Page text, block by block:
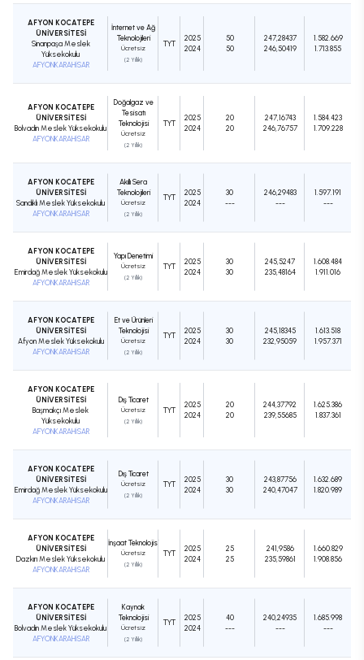
AFYON KOCATEPE
ÜNİVERSİTESİ
Sinanpaşa Meslek
Yüksekokulu
AFYONKARAHİSAR
İnternet ve Ağ
Teknolojileri
Ücretsiz
(2 Yıllık)
TYT
2025
2024
50
50
247,28437
246,50419
1.582.669
1.713.855
AFYON KOCATEPE
ÜNİVERSİTESİ
Bolvadin Meslek Yüksekokulu
AFYONKARAHİSAR
Doğalgaz ve
Tesisatı
Teknolojisi
Ücretsiz
(2 Yıllık)
TYT
2025
2024
20
20
247,16743
246,76757
1.584.423
1.709.228
AFYON KOCATEPE
ÜNİVERSİTESİ
Sandıklı Meslek Yüksekokulu
AFYONKARAHİSAR
Akıllı Sera
Teknolojileri
Ücretsiz
(2 Yıllık)
TYT
2025
2024
30
---
246,29483
---
1.597.191
---
AFYON KOCATEPE
ÜNİVERSİTESİ
Emirdağ Meslek Yüksekokulu
AFYONKARAHİSAR
Yapı Denetimi
Ücretsiz
(2 Yıllık)
TYT
2025
2024
30
30
245,5247
235,48164
1.608.484
1.911.016
AFYON KOCATEPE
ÜNİVERSİTESİ
Afyon Meslek Yüksekokulu
AFYONKARAHİSAR
Et ve Ürünleri
Teknolojisi
Ücretsiz
(2 Yıllık)
TYT
2025
2024
30
30
245,18345
232,95059
1.613.518
1.957.371
AFYON KOCATEPE
ÜNİVERSİTESİ
Başmakçı Meslek
Yüksekokulu
AFYONKARAHİSAR
Dış Ticaret
Ücretsiz
(2 Yıllık)
TYT
2025
2024
20
20
244,37792
239,55685
1.625.386
1.837.361
AFYON KOCATEPE
ÜNİVERSİTESİ
Emirdağ Meslek Yüksekokulu
AFYONKARAHİSAR
Dış Ticaret
Ücretsiz
(2 Yıllık)
TYT
2025
2024
30
30
243,87756
240,47047
1.632.689
1.820.989
AFYON KOCATEPE
ÜNİVERSİTESİ
Dazkırı Meslek Yüksekokulu
AFYONKARAHİSAR
İnşaat Teknolojisi
Ücretsiz
(2 Yıllık)
TYT
2025
2024
25
25
241,9586
235,59861
1.660.829
1.908.856
AFYON KOCATEPE
ÜNİVERSİTESİ
Bolvadin Meslek Yüksekokulu
AFYONKARAHİSAR
Kaynak
Teknolojisi
Ücretsiz
(2 Yıllık)
TYT
2025
2024
40
---
240,24935
---
1.685.998
---